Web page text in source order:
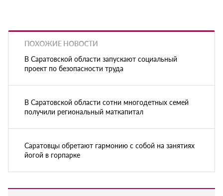
ПОХОЖИЕ НОВОСТИ
В Саратовской области запускают социальный
проект по безопасности труда
В Саратовской области сотни многодетных семей
получили региональный маткапитал
Саратовцы обретают гармонию с собой на занятиях
йогой в горпарке